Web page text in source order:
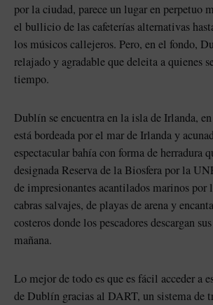
por la ciudad, parece un lugar en perpetuo
el bullicio de las cafeterías alternativas
los músicos callejeros. Pero, en el fondo,
relajado y agradable que deleita a quienes
tiempo.
Dublín se encuentra en la isla de Irlanda,
está bordeada por el mar de Irlanda y
espectacular bahía con forma de herradura
designada Reserva de la Biosfera por la
de impresionantes acantilados marinos por
cabras salvajes, de playas de arena y
costeros donde los pescadores descargan
mañana.
Lo mejor de todo es que es fácil acceder a
de Dublín gracias al DART, un sistema de